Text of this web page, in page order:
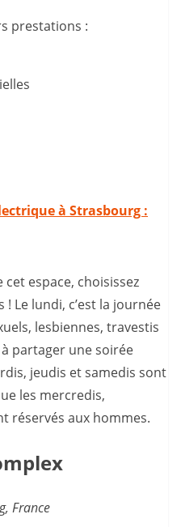
prestations :
à Strasbourg :
espace, choisissez
Le lundi, c’est la journée
lesbiennes, travestis
partager une soirée
jeudis et samedis sont
les mercredis,
réservés aux hommes.
France